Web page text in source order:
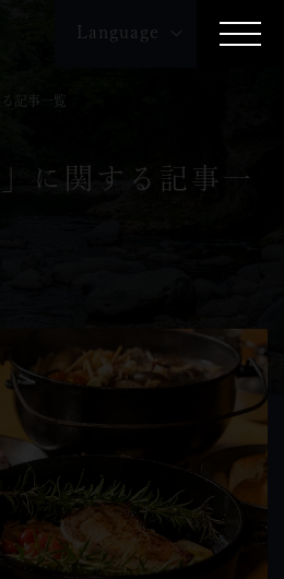
Language
記事一覧
に関する記事一